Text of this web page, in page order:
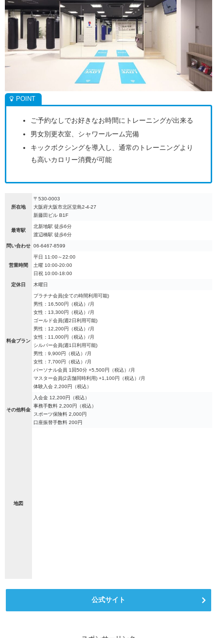
ご予約なしでお好きなお時間にトレーニングが出来る
男女別更衣室、シャワールーム完備
キックボクシングを導入し、通常のトレーニングより
も高いカロリー消費が可能
所在地
〒530-0003
大阪府大阪市北区堂島2-4-27
新藤田ビル B1F
最寄駅
北新地駅 徒歩6分
渡辺橋駅 徒歩6分
問い合わせ 06-6467-8599
営業時間
平日 11:00～22:00
土曜 10:00-20:00
日祝 10:00-18:00
定休日 木曜日
料金プラン
プラチナ会員(全ての時間利用可能)
男性：16,500円（税込）/月
女性：13,300円（税込）/月
ゴールド会員(週2日利用可能)
男性：12,200円（税込）/月
女性：11,000円（税込）/月
シルバー会員(週1日利用可能)
男性：9,900円（税込）/月
女性：7,700円（税込）/月
パーソナル会員 1回50分 +5,500円（税込）/月
マスター会員(2店舗同時利用) +1,100円（税込）/月
体験入会 2,200円（税込）
その他料金
入会金 12,200円（税込）
事務手数料 2,200円（税込）
スポーツ保険料 2,000円
口座振替手数料 200円
地図
公式サイト